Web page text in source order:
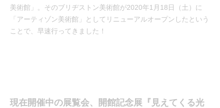
美術館」。そのブリヂストン美術館が2020年1月18日（土）に
「アーティゾン美術館」としてリニューアルオープンしたという
ことで、早速行ってきました！
現在開催中の展覧会、開館記念展『見えてくる光